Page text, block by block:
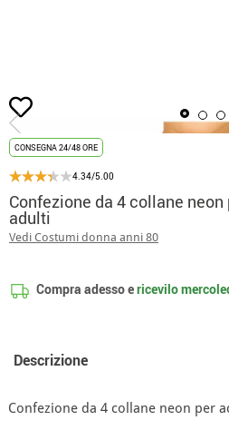
Inizio
CONSEGNA 24/48 ORE
4.34/5.00
Confezione da 4 collane neon
adulti
Vedi Costumi donna anni 80
Compra adesso ericevilo
Descrizione
Confezione da 4 collane neon per